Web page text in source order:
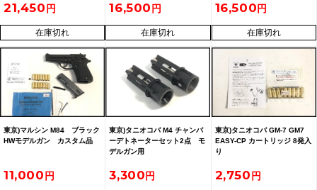
21,450
在庫切れ
16,500
在庫切れ
16,500
在庫切れ
東京)マルシン M84 ブラック
HWモデルガン カスタム品
11,000
東京)タニオコバ M4 チャンバ
ーデトネーターセット2点 モ
デルガン用
3,300
東京)タニオコバ GM-7 GM7
EASY-CP カートリッジ 8発入
り
2,750